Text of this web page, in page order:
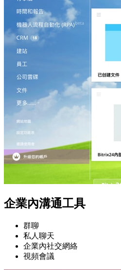
企業內溝通工具
群聊
私人聊天
企業內社交網絡
視頻會議